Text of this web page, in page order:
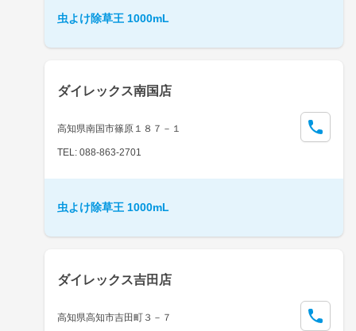
虫よけ除草王 1000mL
ダイレックス南国店
高知県南国市篠原１８７－１
TEL: 088-863-2701
虫よけ除草王 1000mL
ダイレックス吉田店
高知県高知市吉田町３－７